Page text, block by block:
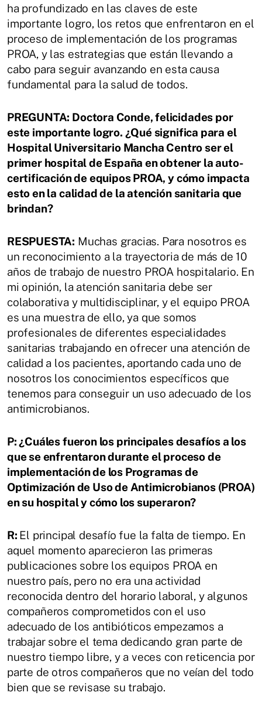
ha profundizado en las claves de este
importante logro, los retos que enfrentaron en el
proceso de implementación de los programas
PROA, y las estrategias que están llevando a
cabo para seguir avanzando en esta causa
fundamental para la salud de todos.
PREGUNTA: Doctora Conde, felicidades por
este importante logro. ¿Qué significa para el
Hospital Universitario Mancha Centro ser el
primer hospital de España en obtener la auto-
certificación de equipos PROA, y cómo impacta
esto en la calidad de la atención sanitaria que
brindan?
RESPUESTA: Muchas gracias. Para nosotros es
un reconocimiento a la trayectoria de más de 10
años de trabajo de nuestro PROA hospitalario. En
mi opinión, la atención sanitaria debe ser
colaborativa y multidisciplinar, y el equipo PROA
es una muestra de ello, ya que somos
profesionales de diferentes especialidades
sanitarias trabajando en ofrecer una atención de
calidad a los pacientes, aportando cada uno de
nosotros los conocimientos específicos que
tenemos para conseguir un uso adecuado de los
antimicrobianos.
P: ¿Cuáles fueron los principales desafíos a los
que se enfrentaron durante el proceso de
implementación de los Programas de
Optimización de Uso de Antimicrobianos (PROA)
en su hospital y cómo los superaron?
R: El principal desafío fue la falta de tiempo. En
aquel momento aparecieron las primeras
publicaciones sobre los equipos PROA en
nuestro país, pero no era una actividad
reconocida dentro del horario laboral, y algunos
compañeros comprometidos con el uso
adecuado de los antibióticos empezamos a
trabajar sobre el tema dedicando gran parte de
nuestro tiempo libre, y a veces con reticencia por
parte de otros compañeros que no veían del todo
bien que se revisase su trabajo.